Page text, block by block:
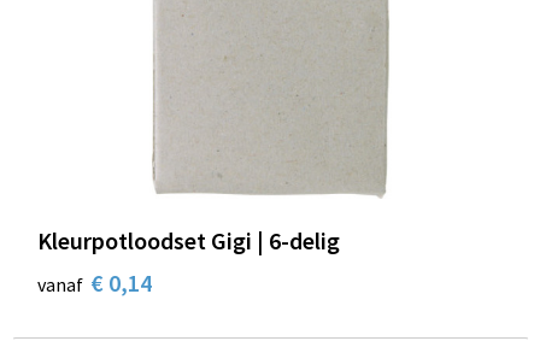
Kleurpotloodset Gigi | 6-delig
vanaf € 0,14